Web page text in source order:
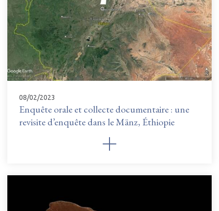
08/02/2023
Enquête orale et collecte documentaire : une
revisite d’enquête dans le Mänz, Éthiopie